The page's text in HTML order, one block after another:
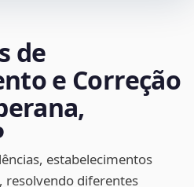
de
e Correção
estabelecimentos
resolvendo diferentes